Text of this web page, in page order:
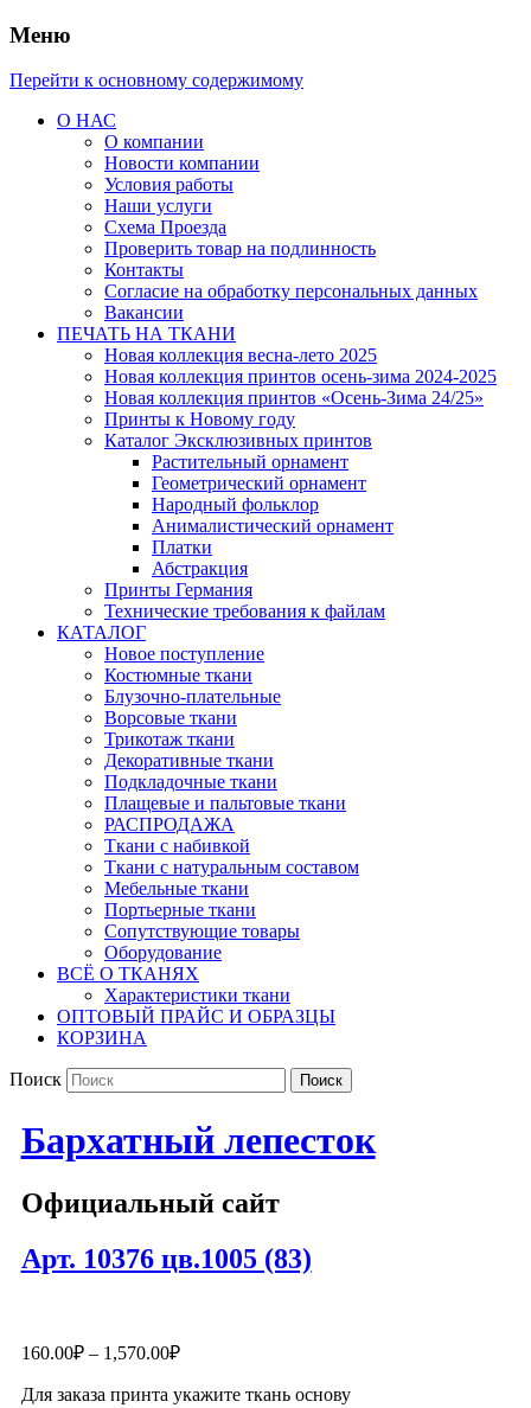
Меню
Перейти к основному содержимому
О НАС
О компании
Новости компании
Условия работы
Наши услуги
Схема Проезда
Проверить товар на подлинность
Контакты
Согласие на обработку персональных данных
Вакансии
ПЕЧАТЬ НА ТКАНИ
Новая коллекция весна-лето 2025
Новая коллекция принтов осень-зима 2024-2025
Новая коллекция принтов «Осень-Зима 24/25»
Принты к Новому году
Каталог Эксклюзивных принтов
Растительный орнамент
Геометрический орнамент
Народный фольклор
Анималистический орнамент
Платки
Абстракция
Принты Германия
Технические требования к файлам
КАТАЛОГ
Новое поступление
Костюмные ткани
Блузочно-плательные
Ворсовые ткани
Трикотаж ткани
Декоративные ткани
Подкладочные ткани
Плащевые и пальтовые ткани
РАСПРОДАЖА
Ткани с набивкой
Ткани с натуральным составом
Мебельные ткани
Портьерные ткани
Сопутствующие товары
Оборудование
ВСЁ О ТКАНЯХ
Характеристики ткани
ОПТОВЫЙ ПРАЙС И ОБРАЗЦЫ
КОРЗИНА
Поиск
Бархатный лепесток
Официальный сайт
Арт. 10376 цв.1005 (83)
160.00₽– 1,570.00₽
Для заказа принта укажите ткань основу